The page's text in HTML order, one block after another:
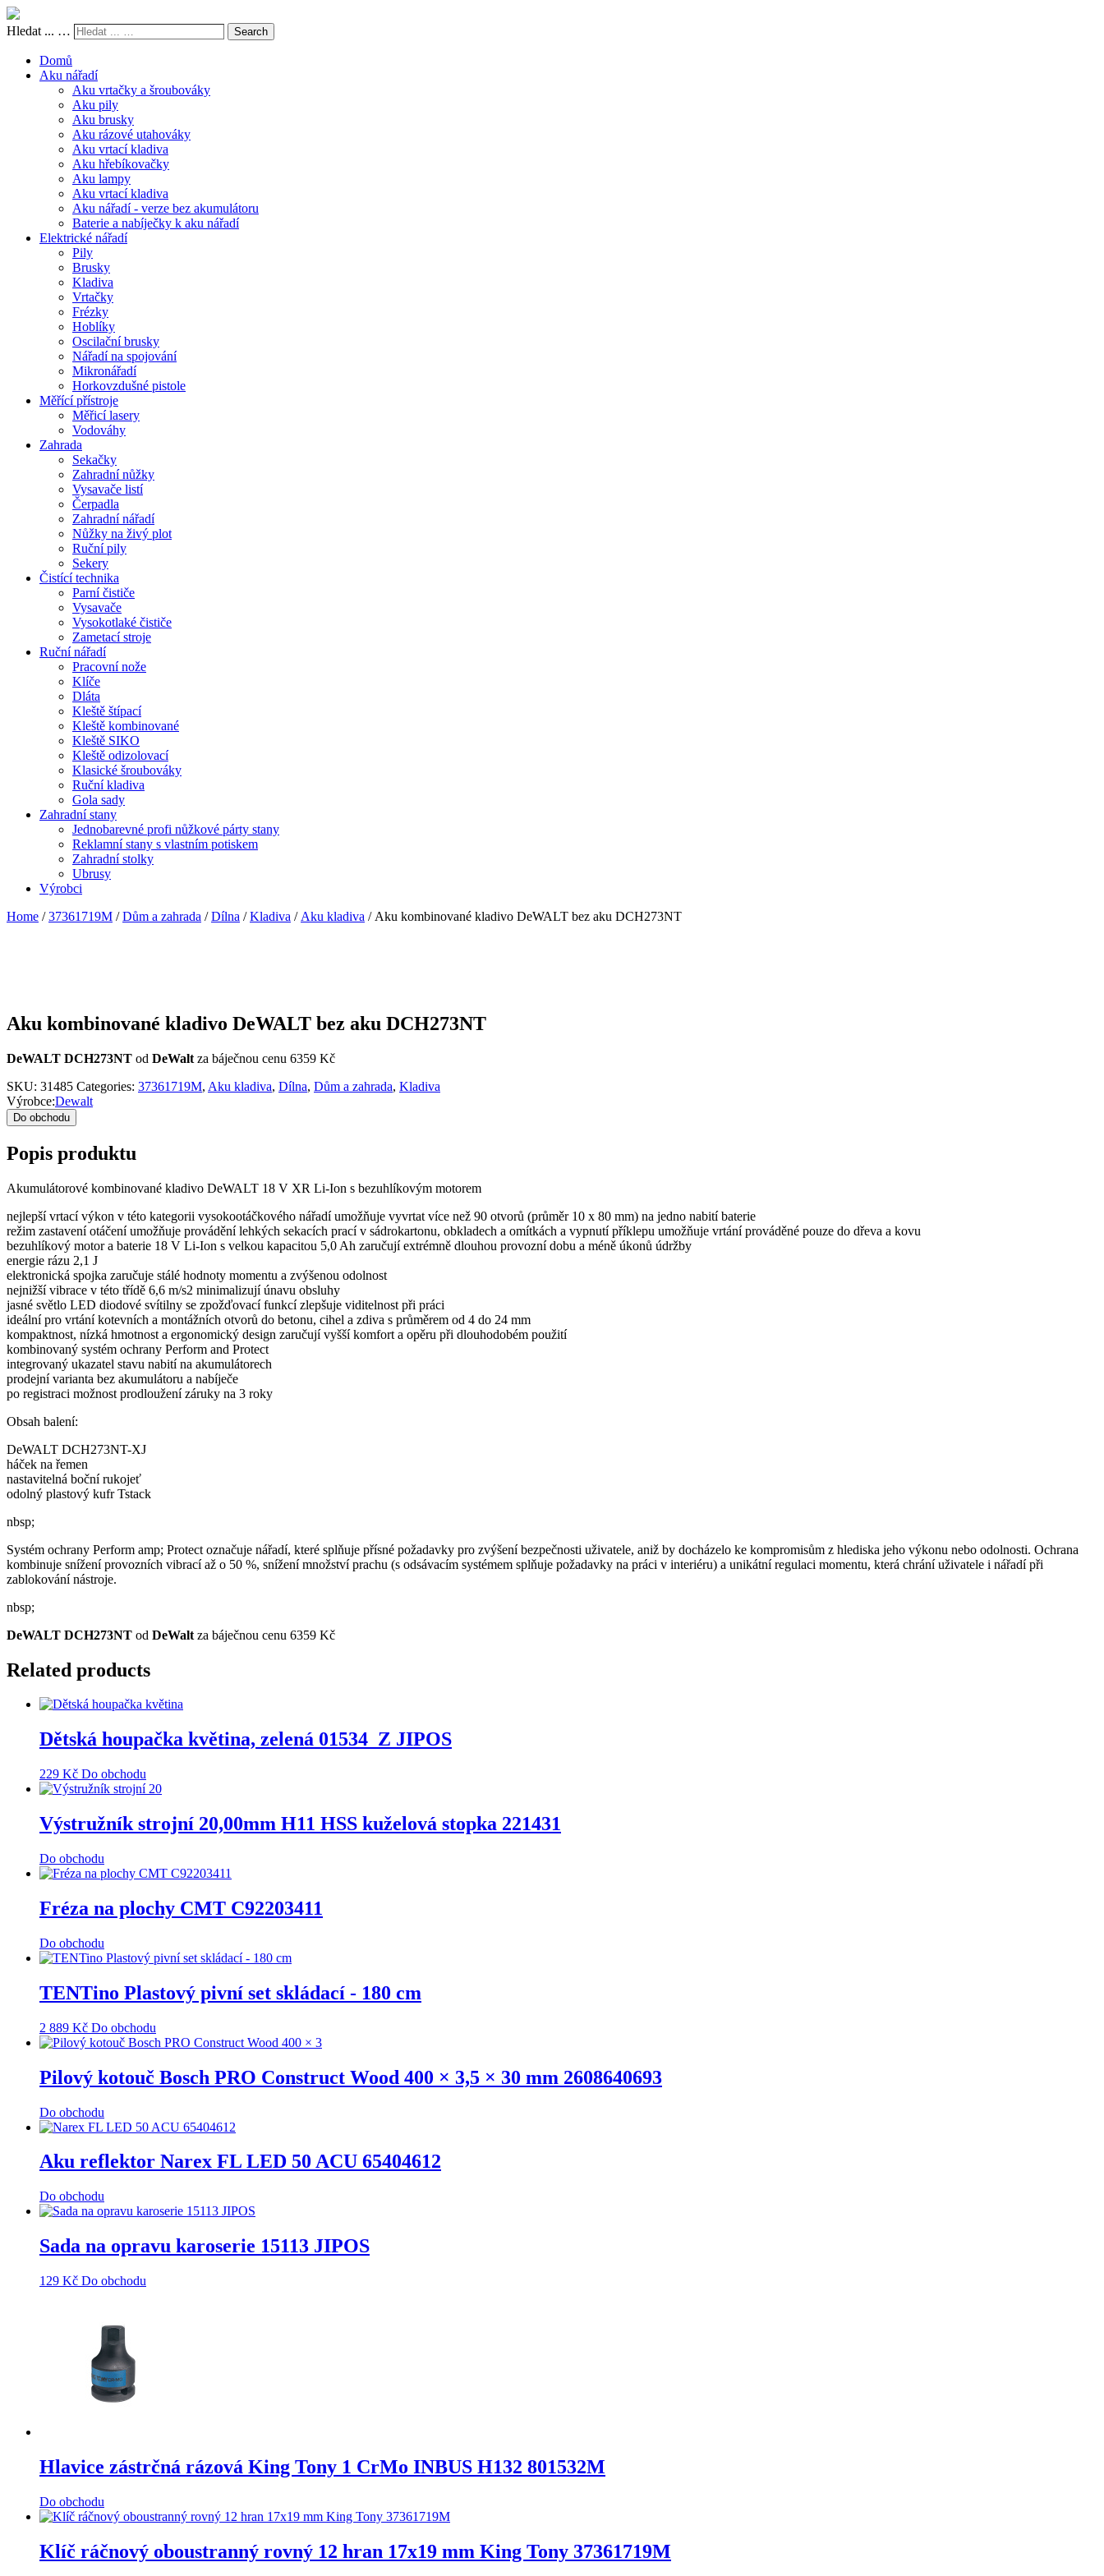
Hledat ... … Search
Domů
Aku nářadí
Aku vrtačky a šroubováky
Aku pily
Aku brusky
Aku rázové utahováky
Aku vrtací kladiva
Aku hřebíkovačky
Aku lampy
Aku vrtací kladiva
Aku nářadí - verze bez akumulátoru
Baterie a nabíječky k aku nářadí
Elektrické nářadí
Pily
Brusky
Kladiva
Vrtačky
Frézky
Hoblíky
Oscilační brusky
Nářadí na spojování
Mikronářadí
Horkovzdušné pistole
Měřící přístroje
Měřicí lasery
Vodováhy
Zahrada
Sekačky
Zahradní nůžky
Vysavače listí
Čerpadla
Zahradní nářadí
Nůžky na živý plot
Ruční pily
Sekery
Čistící technika
Parní čističe
Vysavače
Vysokotlaké čističe
Zametací stroje
Ruční nářadí
Pracovní nože
Klíče
Dláta
Kleště štípací
Kleště kombinované
Kleště SIKO
Kleště odizolovací
Klasické šroubováky
Ruční kladiva
Gola sady
Zahradní stany
Jednobarevné profi nůžkové párty stany
Reklamní stany s vlastním potiskem
Zahradní stolky
Ubrusy
Výrobci
Home /37361719M /Dům a zahrada /Dílna /Kladiva / Aku kladiva / Aku kombinované kladivo DeWALT bez aku DCH273NT
Aku kombinované kladivo DeWALT bez aku DCH273NT
DeWALT DCH273NT od DeWalt za báječnou cenu 6359 Kč
SKU: 31485 Categories: 37361719M, Aku kladiva, Dílna, Dům a zahrada, Kladiva
Výrobce:Dewalt
Do obchodu
Popis produktu
Akumulátorové kombinované kladivo DeWALT 18 V XR Li-Ion s bezuhlíkovým motorem
nejlepší vrtací výkon v této kategorii vysokootáčkového nářadí umožňuje vyvrtat více než 90 otvorů (průměr 10 x 80 mm) na jedno nabití baterie
režim zastavení otáčení umožňuje provádění lehkých sekacích prací v sádrokartonu, obkladech a omítkách a vypnutí příklepu umožňuje vrtání prováděné pouze do dřeva a kovu
bezuhlíkový motor a baterie 18 V Li-Ion s velkou kapacitou 5,0 Ah zaručují extrémně dlouhou provozní dobu a méně úkonů údržby
energie rázu 2,1 J
elektronická spojka zaručuje stálé hodnoty momentu a zvýšenou odolnost
nejnižší vibrace v této třídě 6,6 m/s2 minimalizují únavu obsluhy
jasné světlo LED diodové svítilny se zpožďovací funkcí zlepšuje viditelnost při práci
ideální pro vrtání kotevních a montážních otvorů do betonu, cihel a zdiva s průměrem od 4 do 24 mm
kompaktnost, nízká hmotnost a ergonomický design zaručují vyšší komfort a opěru při dlouhodobém použití
kombinovaný systém ochrany Perform and Protect
integrovaný ukazatel stavu nabití na akumulátorech
prodejní varianta bez akumulátoru a nabíječe
po registraci možnost prodloužení záruky na 3 roky
Obsah balení:
DeWALT DCH273NT-XJ
háček na řemen
nastavitelná boční rukojeť
odolný plastový kufr Tstack
nbsp;
Systém ochrany Perform amp; Protect označuje nářadí, které splňuje přísné požadavky pro zvýšení bezpečnosti uživatele, aniž by docházelo ke kompromisům z hlediska jeho výkonu nebo odolnosti. Ochrana
kombinuje snížení provozních vibrací až o 50 %, snížení množství prachu (s odsávacím systémem splňuje požadavky na práci v interiéru) a unikátní regulaci momentu, která chrání uživatele i nářadí při
zablokování nástroje.
nbsp;
DeWALT DCH273NT od DeWalt za báječnou cenu 6359 Kč
Related products
Dětská houpačka květina, zelená 01534_Z JIPOS
229 Kč Do obchodu
Výstružník strojní 20,00mm H11 HSS kuželová stopka 221431
Do obchodu
Fréza na plochy CMT C92203411
Do obchodu
TENTino Plastový pivní set skládací - 180 cm
2 889 Kč Do obchodu
Pilový kotouč Bosch PRO Construct Wood 400 × 3,5 × 30 mm 2608640693
Do obchodu
Aku reflektor Narex FL LED 50 ACU 65404612
Do obchodu
Sada na opravu karoserie 15113 JIPOS
129 Kč Do obchodu
Hlavice zástrčná rázová King Tony 1 CrMo INBUS H132 801532M
Do obchodu
Klíč ráčnový oboustranný rovný 12 hran 17x19 mm King Tony 37361719M